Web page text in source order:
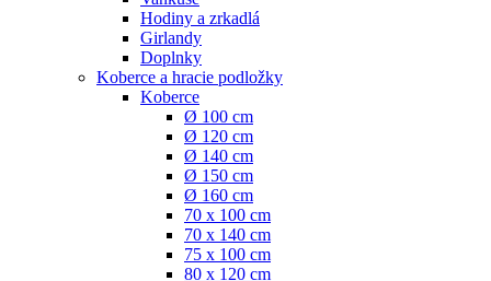
Hodiny a zrkadlá
Girlandy
Doplnky
Koberce a hracie podložky
Koberce
Ø 100 cm
Ø 120 cm
Ø 140 cm
Ø 150 cm
Ø 160 cm
70 x 100 cm
70 x 140 cm
75 x 100 cm
80 x 120 cm